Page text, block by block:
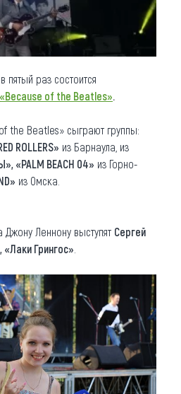
пятый раз состоится
«Because of the Beatles».
the Beatles» сыграют группы:
ROLLERS» из Барнаула, из
«PALM BEACH 04» из Горно-
из Омска.
Леннону выступят Сергей
Грингос»